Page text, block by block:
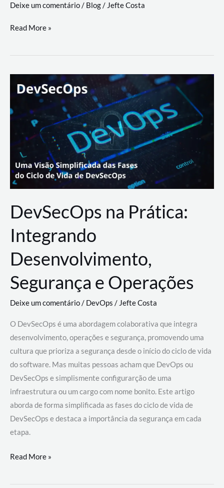
a
workflows
Deixe um comentário/ Blog/ Jefte Costa
teste
palyer
Lance
Rural
Read More »
DevSecOps na Prática:
Integrando
Desenvolvimento,
Segurança e Operações
Deixe um comentário/ DevOps /Jefte Costa
O DevSecOps é uma abordagem colaborativa que integra
desenvolvimento, operações e segurança, promovendo uma
cultura que prioriza a segurança desde o início do ciclo de vida
do software. Mas muitas pessoas acham que DevOps ou
DevSecOps e simplismente configurarção de uma
infraestrutura ou um cargo com nome bonito. Este artigo
aborda de forma simplificada as fases do ciclo de vida de
DevSecOps e destaca a importância da segurança em cada
etapa.
DevSecOps
Prática:
Read More »